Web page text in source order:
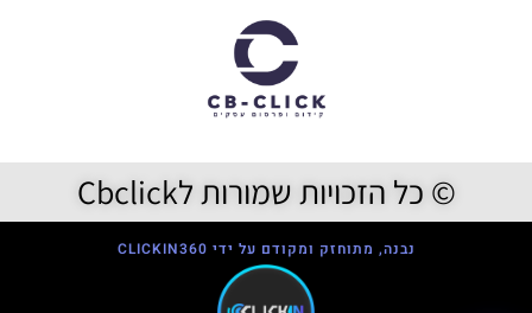
© כל הזכויות שמורות לCbclick
נבנה, מתוחזק ומקודם על ידי CLICKIN360